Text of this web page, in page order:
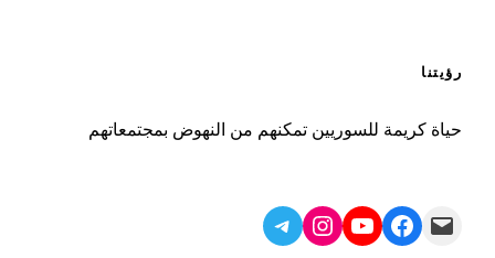
رؤيتنا
حياة كريمة للسوريين تمكنهم من النهوض بمجتمعاتهم
Mail
Facebook
YouTube
Instagram
Telegram